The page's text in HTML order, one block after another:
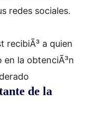
redes sociales.
recibiÃ³ a quien
la obtenciÃ³n
de la